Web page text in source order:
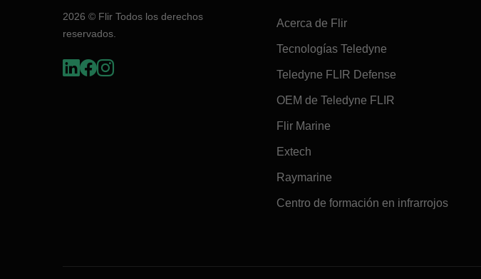
2026 © Flir Todos los derechos
reservados.
Acerca de Flir
Tecnologías Teledyne
Teledyne FLIR Defense
OEM de Teledyne FLIR
Flir Marine
Extech
Raymarine
Centro de formación en infrarrojos